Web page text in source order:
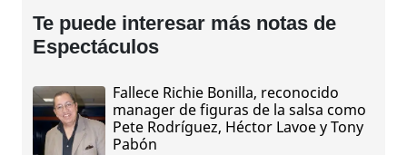
Te puede interesar más notas de
Espectáculos
Fallece Richie Bonilla, reconocido
manager de figuras de la salsa como
Pete Rodríguez, Héctor Lavoe y Tony
Pabón